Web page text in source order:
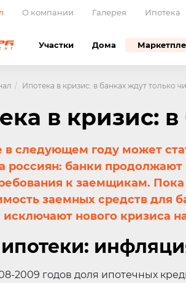
О компании Галерея Ипотека
Участки Дома
Ипотека в кризис: в банках ждут только
в кризис:
в следующем году может
россиян: банки
к заемщикам. Пока
заемных средств для
исключают нового кризиса
2009 годов доля ипотечных